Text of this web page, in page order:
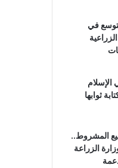
في
الإسلام
ثوابها
المشروط..
الزراعة